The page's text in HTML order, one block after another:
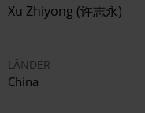
Xu Zhiyong (许志永)
LÄNDER
China